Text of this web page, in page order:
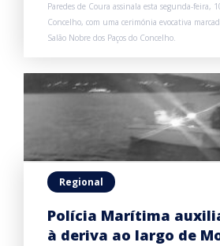
Paredes de Coura assinala esta segunda-feira,
Concelho, com uma cerimónia evocativa
Salão Nobre dos Paços do Concelho.
Regional
Polícia Marítima
à deriva ao largo de